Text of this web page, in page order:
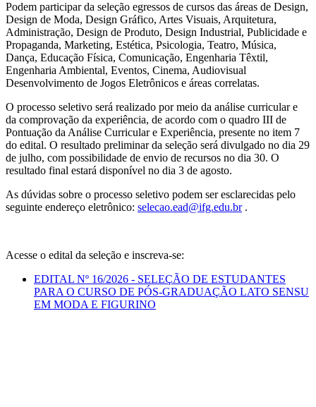
Podem participar da seleção egressos de cursos das áreas de Design,
Design de Moda, Design Gráfico, Artes Visuais, Arquitetura,
Administração, Design de Produto, Design Industrial, Publicidade e
Propaganda, Marketing, Estética, Psicologia, Teatro, Música,
Dança, Educação Física, Comunicação, Engenharia Têxtil,
Engenharia Ambiental, Eventos, Cinema, Audiovisual
Desenvolvimento de Jogos Eletrônicos e áreas correlatas.
O processo seletivo será realizado por meio da análise curricular e
da comprovação da experiência, de acordo com o quadro III de
Pontuação da Análise Curricular e Experiência, presente no item 7
do edital. O resultado preliminar da seleção será divulgado no dia 29
de julho, com possibilidade de envio de recursos no dia 30. O
resultado final estará disponível no dia 3 de agosto.
As dúvidas sobre o processo seletivo podem ser esclarecidas pelo
seguinte endereço eletrônico: selecao.ead@ifg.edu.br.
Acesse o edital da seleção e inscreva-se:
EDITAL Nº 16/2026 - SELEÇÃO DE ESTUDANTES
PARA O CURSO DE PÓS-GRADUAÇÃO LATO SENSU
EM MODA E FIGURINO